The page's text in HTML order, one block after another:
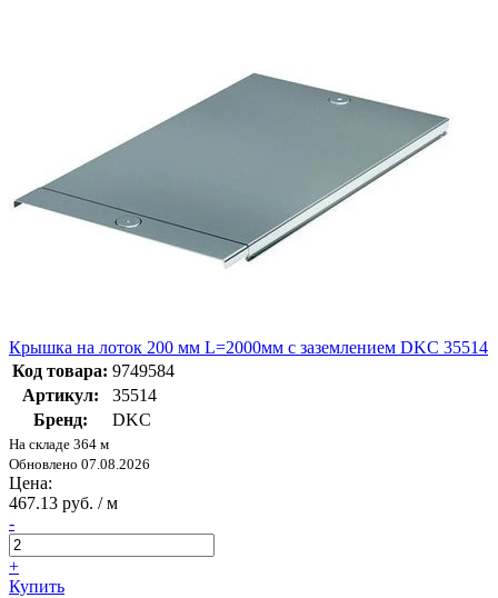
Крышка на лоток 200 мм L=2000мм с заземлением DKC 35514
Код товара: 9749584
Артикул:
35514
Бренд:
DKC
На складе 364 м
Обновлено 07.08.2026
Цена:
467.13 руб. / м
-
+
Купить